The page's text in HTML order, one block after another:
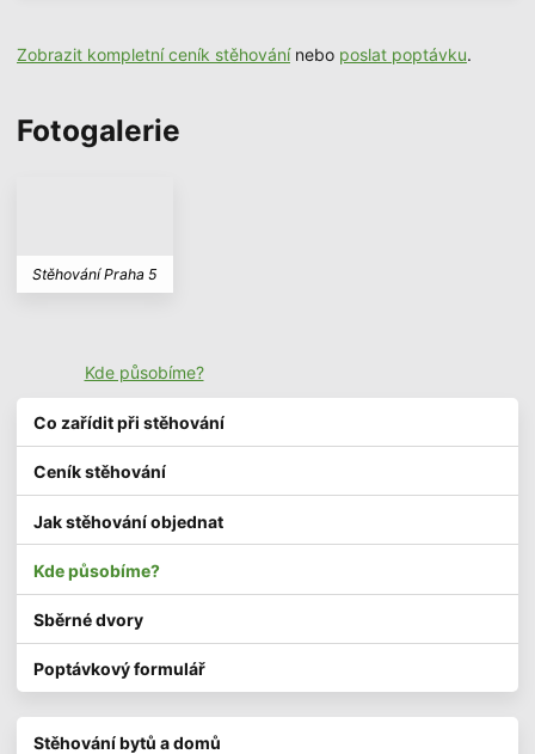
Zobrazit kompletní ceník stěhovánínebo poslat poptávku.
Fotogalerie
Stěhování Praha 5
Kde působíme?
Stěhování bytů a domů
Co zařídit při stěhování
Ceník stěhování
Jak stěhování objednat
Kde působíme?
Sběrné dvory
Poptávkový formulář